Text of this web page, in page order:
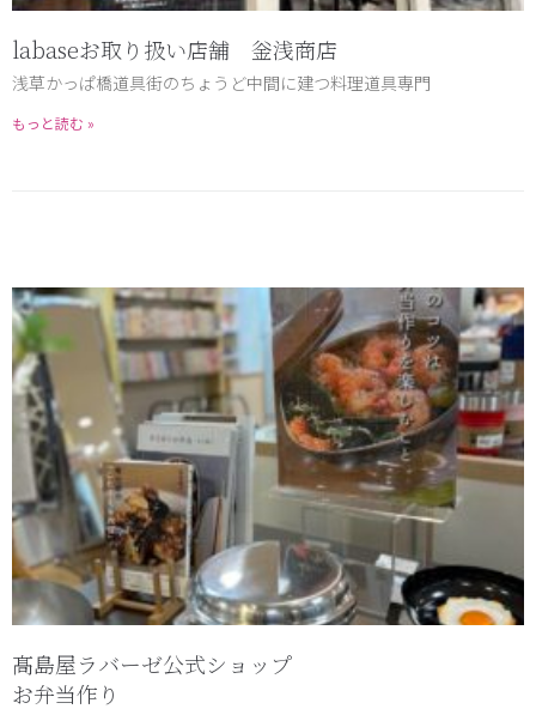
labaseお取り扱い店舗 釡浅商店
浅草かっぱ橋道具街のちょうど中間に建つ料理道具専門
もっと読む »
髙島屋ラバーゼ公式ショップ
お弁当作り